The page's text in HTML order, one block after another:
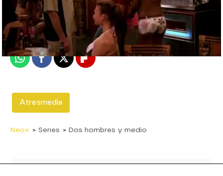
neox
Madrid
Publicado: 03 de septiembre de 2015, 17:06
WhatsappFacebook
X Flipboard
Atresmedia
Neox » Series » Dos hombres y medio